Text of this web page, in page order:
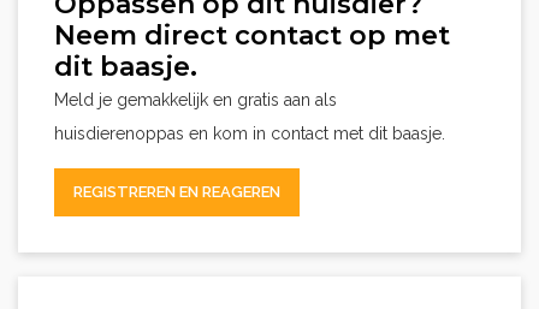
Neem direct contact op met
dit baasje.
Meld je gemakkelijk en gratis aan als
huisdierenoppas en kom in contact met dit baasje.
REGISTREREN EN REAGEREN